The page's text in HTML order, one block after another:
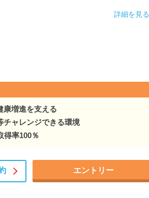
詳細を見る
康増進を支える
チャレンジできる環境
得率100％
エントリー